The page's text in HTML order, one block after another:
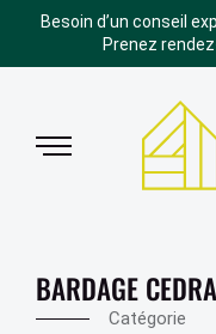
Besoin d’un conseil
Prenez
Catégorie
BARDAGE